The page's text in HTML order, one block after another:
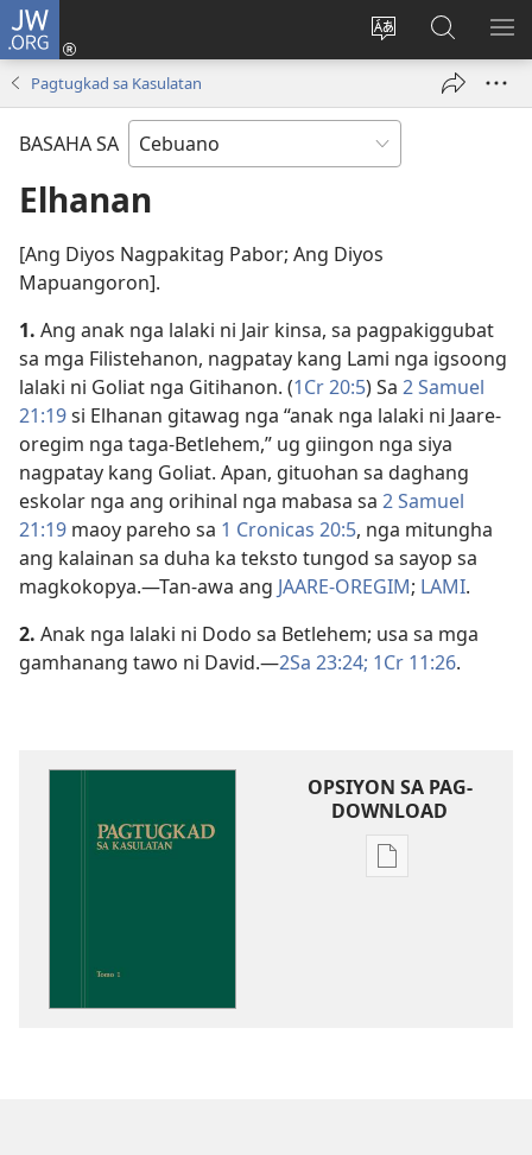
JW.ORG
Ilisi
pinulongan
sa
site
Log
ug
Pangitaa
sa
JW.ORG
Pagtugkad sa Kasulatan
BASAHA SA
Elhanan
[Ang Diyos Nagpakitag Pabor; Ang Diyos
Mapuangoron].
1. Ang anak nga lalaki ni Jair kinsa, sa pagpakiggubat
sa mga Filistehanon, nagpatay kang Lami nga igsoong
lalaki ni Goliat nga Gitihanon. (1Cr 20:5) Sa 2 Samuel
21:19si Elhanan gitawag nga “anak nga lalaki ni Jaare-
oregim nga taga-Betlehem,” ug giingon nga siya
nagpatay kang Goliat. Apan, gituohan sa daghang
eskolar nga ang orihinal nga mabasa sa 2 Samuel
21:19 maoy pareho sa 1 Cronicas 20:​5, nga mitungha
ang kalainan sa duha ka teksto tungod sa sayop sa
magkokopya.​—Tan-awa ang JAARE-OREGIM; LAMI.
2. Anak nga lalaki ni Dodo sa Betlehem; usa sa mga
gamhanang tawo ni David.​—2Sa 23:24; 1Cr 11:26.
OPSIYON SA PAG-
DOWNLOAD
Opsiyon